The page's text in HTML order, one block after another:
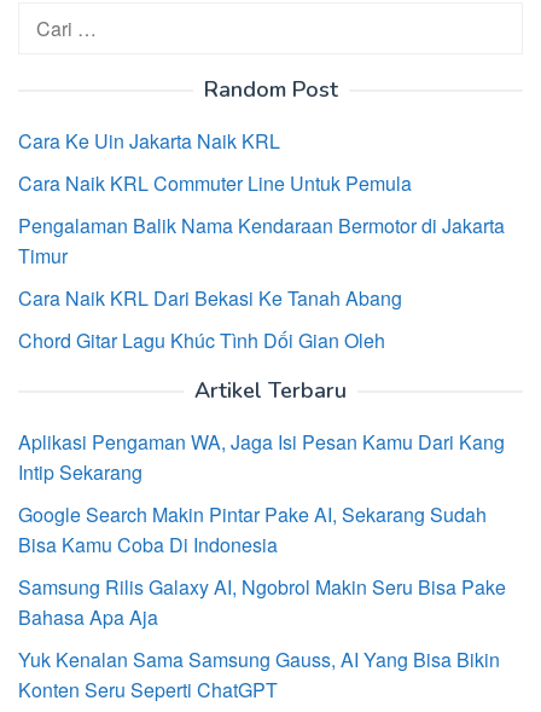
Cari
untuk:
Random Post
Cara Ke Uin Jakarta Naik KRL
Cara Naik KRL Commuter Line Untuk Pemula
Pengalaman Balik Nama Kendaraan Bermotor di Jakarta
Timur
Cara Naik KRL Dari Bekasi Ke Tanah Abang
Chord Gitar Lagu Khúc Tình Dối Gian Oleh
Artikel Terbaru
Aplikasi Pengaman WA, Jaga Isi Pesan Kamu Dari Kang
Intip Sekarang
Google Search Makin Pintar Pake AI, Sekarang Sudah
Bisa Kamu Coba Di Indonesia
Samsung Rilis Galaxy AI, Ngobrol Makin Seru Bisa Pake
Bahasa Apa Aja
Yuk Kenalan Sama Samsung Gauss, AI Yang Bisa Bikin
Konten Seru Seperti ChatGPT